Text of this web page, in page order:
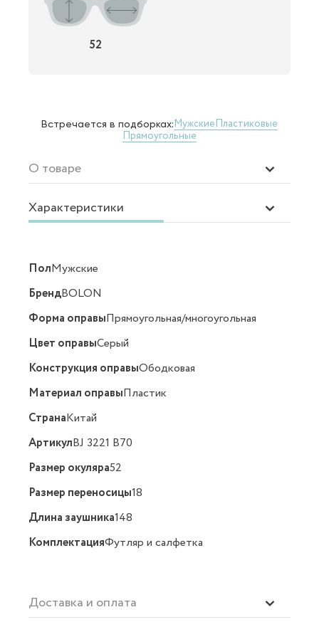
52
Встречается в подборках:МужскиеПластиковые
Прямоугольные
О товаре
Характеристики
ПолМужские
БрендBOLON
Форма оправыПрямоугольная/многоугольная
Цвет оправыСерый
Конструкция оправыОбодковая
Материал оправыПластик
СтранаКитай
АртикулBJ 3221 B70
Размер окуляра52
Размер переносицы18
Длина заушника148
КомплектацияФутляр и салфетка
Доставка и оплата